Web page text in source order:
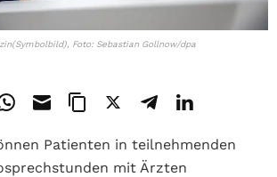
Foto: Sebastian Gollnow/dpa
Patienten in teilnehmenden
mit Ärzten